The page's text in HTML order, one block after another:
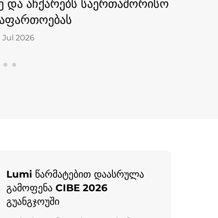
Mar 2026
Lumi წარმატებით დაასრულა
გამოფენა CIBE 2026
გუანგჯოუში